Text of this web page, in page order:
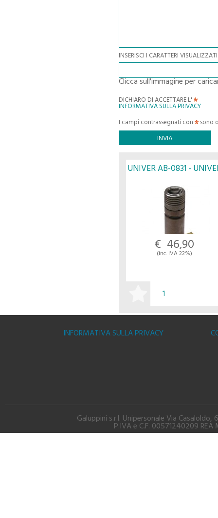
INSERISCI I CARATTERI
Clicca sull'immagine per
DICHIARO DI ACCETTARE L'
INFORMATIVA SULLA PRIVACY
I campi contrassegnati con
sono
UNIVER AB-0831 -
€ 46,90
(inc. IVA 22%)
INFORMATIVA SULLA PRIVACY
Galuppini s.r.l. Unipersonale Via
P.IVA e C.F. 00571240209